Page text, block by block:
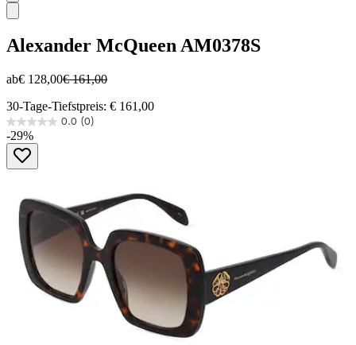
Alexander McQueenAM0378S
ab€ 128,00€ 161,00
30-Tage-Tiefstpreis: € 161,00
0.0 (0)
0.0
von
Sternen.
-29%